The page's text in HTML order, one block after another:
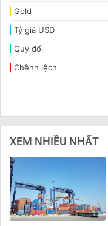
Gold
Tỷ giá USD
Quy đổi
Chênh lệch
XEM NHIỀU NHẤT